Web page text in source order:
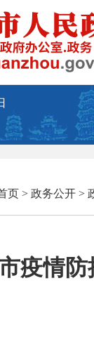
页 > 政务公开 >
疫情